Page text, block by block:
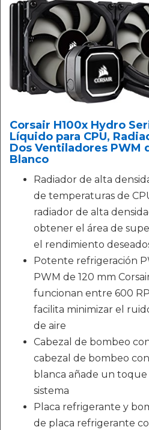
Corsair H100x Hydro
Líquido para CPU,
Dos Ventiladores PWM
Blanco
Radiador de alta
de temperaturas de
radiador de alta
obtener el área de
el rendimiento
Potente refrigeración
PWM de 120 mm
funcionan entre 600
facilita minimizar el
de aire
Cabezal de bombeo
cabezal de bombeo
blanca añade un
sistema
Placa refrigerante y
de placa refrigerante